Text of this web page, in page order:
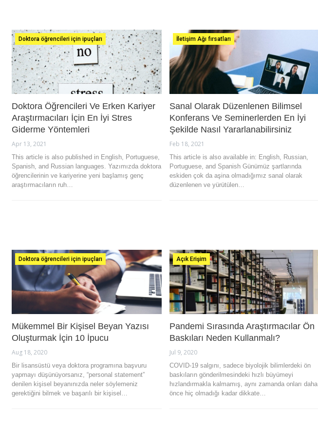
Doktora öğrencileri için ipuçları
Doktora Öğrencileri Ve Erken Kariyer
Araştırmacıları İçin En İyi Stres
Giderme Yöntemleri
Apr 13, 2021
This article is also published in English, Portuguese,
Spanish, and Russian languages. Yazımızda doktora
öğrencilerinin ve kariyerine yeni başlamış genç
araştırmacıların ruh…
İletişim Ağı fırsatları
Sanal Olarak Düzenlenen Bilimsel
Konferans Ve Seminerlerden En İyi
Şekilde Nasıl Yararlanabilirsiniz
Feb 18, 2021
This article is also available in: English, Russian,
Portuguese, and Spanish Günümüz şartlarında
eskiden çok da aşina olmadığımız sanal olarak
düzenlenen ve yürütülen…
Doktora öğrencileri için ipuçları
Mükemmel Bir Kişisel Beyan Yazısı
Oluşturmak İçin 10 İpucu
Aug 18, 2020
Bir lisansüstü veya doktora programına başvuru
yapmayı düşünüyorsanız, “personal statement”
denilen kişisel beyanınızda neler söylemeniz
gerektiğini bilmek ve başarılı bir kişisel…
Açık Erişim
Pandemi Sırasında Araştırmacılar Ön
Baskıları Neden Kullanmalı?
Jul 9, 2020
COVID-19 salgını, sadece biyolojik bilimlerdeki ön
baskıların gönderilmesindeki hızlı büyümeyi
hızlandırmakla kalmamış, aynı zamanda onları daha
önce hiç olmadığı kadar dikkate…